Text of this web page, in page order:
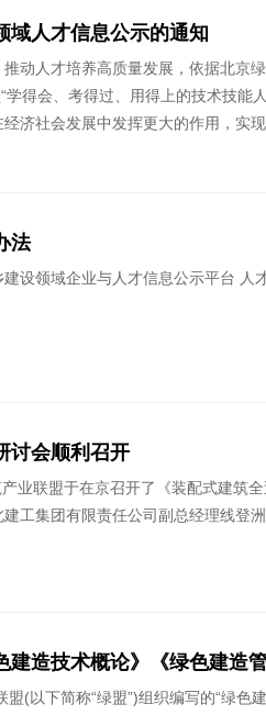
域人才信息公示的通知
动人才培养高质量发展，依据北京
学得会、考得过、用得上的技术技
济社会发展中发挥更大的作用，实
法
设领域企业与人才信息公示平台 人
讨会顺利召开
业联盟于在京召开了《装配式建筑
工集团有限责任公司副总经理线登
建造技术概论》《绿色建造
(以下简称“绿盟”)组织编写的“绿